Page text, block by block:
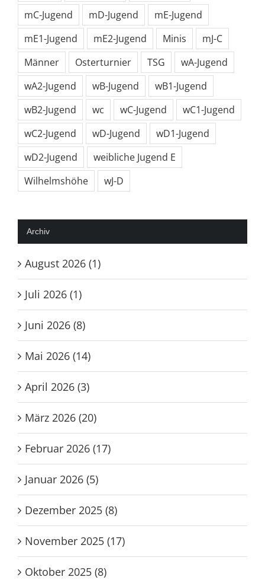
mC-Jugend mD-Jugend
mE-Jugend
mE1-Jugend
mE2-Jugend Minis
mJ-C
Männer
Osterturnier TSG
wA-Jugend
wA2-Jugend
wB-Jugend
wB1-Jugend
wB2-Jugend
wc wC-Jugend
wC1-Jugend
wC2-Jugend
wD-Jugend
wD1-Jugend
wD2-Jugend
weibliche Jugend E
Wilhelmshöhe
wJ-D
Archiv
August 2026 (1)
Juli 2026 (1)
Juni 2026 (8)
Mai 2026 (14)
April 2026 (3)
März 2026 (20)
Februar 2026 (17)
Januar 2026 (5)
Dezember 2025 (8)
November 2025 (17)
Oktober 2025 (8)